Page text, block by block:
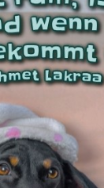
Box Heroes...